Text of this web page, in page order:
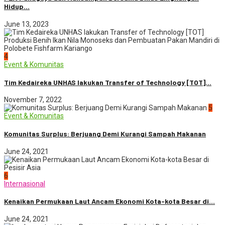
Hidup...
June 13, 2023
4
Event & Komunitas
Tim Kedaireka UNHAS lakukan Transfer of Technology [TOT]...
November 7, 2022
5
Event & Komunitas
Komunitas Surplus: Berjuang Demi Kurangi Sampah Makanan
June 24, 2021
6
Internasional
Kenaikan Permukaan Laut Ancam Ekonomi Kota-kota Besar di...
June 24, 2021